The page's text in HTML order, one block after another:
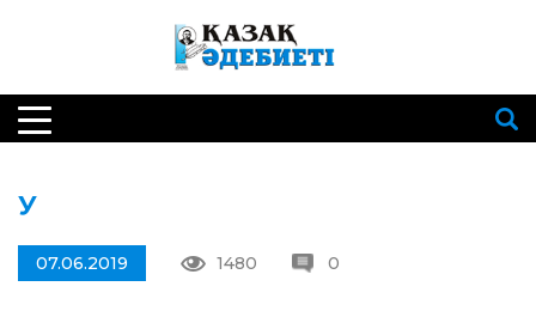
У
07.06.2019 1480 0